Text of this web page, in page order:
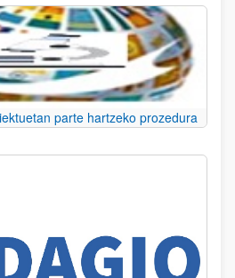
parte hartzeko prozedura